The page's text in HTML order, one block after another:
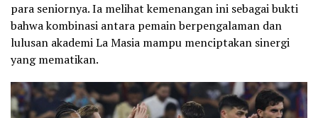
para seniornya. Ia melihat kemenangan ini sebagai bukti
bahwa kombinasi antara pemain berpengalaman dan
lulusan akademi La Masia mampu menciptakan sinergi
yang mematikan.